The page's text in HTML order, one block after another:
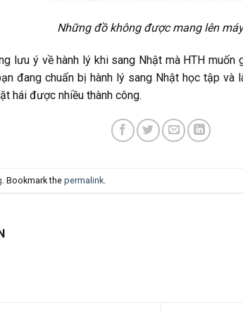
Những đồ không được mang lên
lưu ý về hành lý khi sang Nhật mà HTH
đang chuẩn bị hành lý sang Nhật học tập và
hái được nhiều thành công.
. Bookmark the permalink